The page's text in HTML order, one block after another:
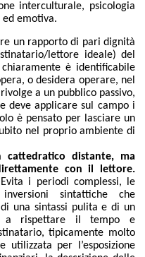
interculturale, psicologia
emotiva.
un rapporto di pari dignità
lettore ideale) del
è identificabile
o desidera operare, nel
a un pubblico passivo,
deve applicare sul campo i
è pensato per lasciare un
nel proprio ambiente di
distante, ma
con il lettore.
i periodi complessi, le
sintattiche che
una sintassi pulita e di un
a rispettare il tempo e
tipicamente molto
utilizzata per l’esposizione